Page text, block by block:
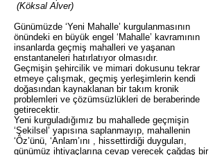
(Köksal Alver)
Günümüzde ‘Yeni Mahalle’ kurgulanmasının
önündeki en büyük engel ‘Mahalle’ kavramının
insanlarda geçmiş mahalleri ve yaşanan
enstantaneleri hatırlatıyor olmasıdır.
Geçmişin şehircilik ve mimari dokusunu tekrar
etmeye çalışmak, geçmiş yerleşimlerin kendi
doğasından kaynaklanan bir takım kronik
problemleri ve çözümsüzlükleri de beraberinde
getirecektir.
Yeni kurguladığımız bu mahallede geçmişin
‘Şekilsel’ yapısına saplanmayıp, mahallenin
‘Öz’ünü, ‘Anlam’ını , hissettirdiği duyguları,
günümüz ihtiyaçlarına cevap verecek çağdaş bir